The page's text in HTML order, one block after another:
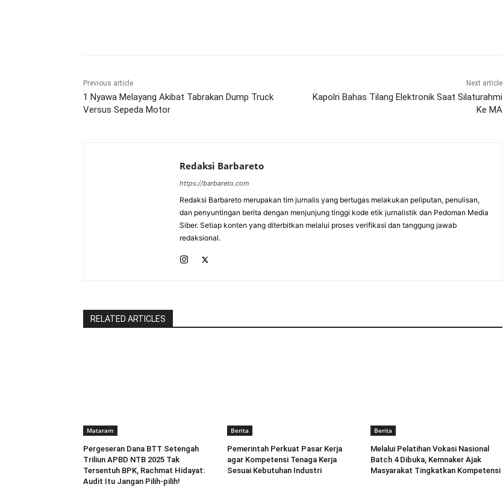
Previous article
1 Nyawa Melayang Akibat Tabrakan Dump Truck
Versus Sepeda Motor
Next article
Kapolri Bahas Tilang Elektronik Saat Silaturahmi
Ke MA
Redaksi Barbareto
https://barbareto.com
Redaksi Barbareto merupakan tim jurnalis yang bertugas melakukan peliputan, penulisan,
dan penyuntingan berita dengan menjunjung tinggi kode etik jurnalistik dan Pedoman Media
Siber. Setiap konten yang diterbitkan melalui proses verifikasi dan tanggung jawab
redaksional.
RELATED ARTICLES
Mataram
Pergeseran Dana BTT Setengah
Triliun APBD NTB 2025 Tak
Tersentuh BPK, Rachmat Hidayat:
Audit Itu Jangan Pilih-pilih!
Berita
Pemerintah Perkuat Pasar Kerja
agar Kompetensi Tenaga Kerja
Sesuai Kebutuhan Industri
Berita
Melalui Pelatihan Vokasi Nasional
Batch 4 Dibuka, Kemnaker Ajak
Masyarakat Tingkatkan Kompetensi